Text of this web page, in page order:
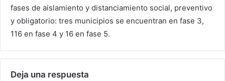
fases de aislamiento y distanciamiento social, preventivo
y obligatorio: tres municipios se encuentran en fase 3,
116 en fase 4 y 16 en fase 5.
Deja una respuesta